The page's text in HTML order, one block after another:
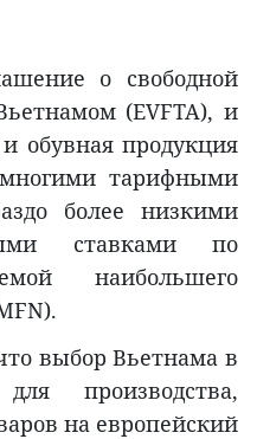
о свободной
(EVFTA), и
обувная продукция
тарифными
более низкими
ставками по
наибольшего
выбор Вьетнама в
производства,
на европейский